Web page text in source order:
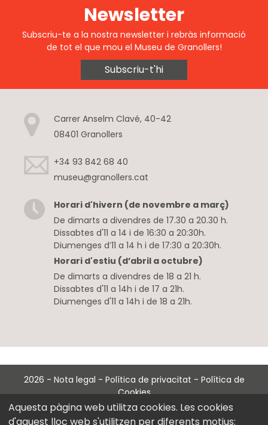
Newsletter
Subscriu-te a la nostra newsletter i rebràs informació
de tot el que mou el Museu de Granollers!
Subscriu-t'hi
Carrer Anselm Clavé, 40-42
08401 Granollers
+34 93 842 68 40
museu@granollers.cat
Horari d'hivern (de novembre a març)
De dimarts a divendres de 17.30 a 20.30 h.
Dissabtes d'11 a 14 i de 16:30 a 20:30h.
Diumenges d’11 a 14 h i de 17:30 a 20:30h.
Horari d'estiu (d’abril a octubre)
De dimarts a divendres de 18 a 21 h.
Dissabtes d'11 a 14h i de 17 a 21h.
Diumenges d'11 a 14h i de 18 a 21h.
2026 - Nota legal - Política de privacitat - Política de
Cookies
with
atPerception Technologies
Aquesta pàgina web utilitza cookies. Les cookies
d'aquest lloc web s'utilitzen per diferents motius: